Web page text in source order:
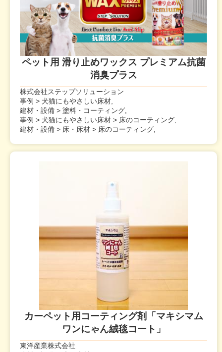
ペット用 滑り止めワックス プレミアム抗菌
消臭プラス
株式会社ステップソリューション
事例 > 犬猫にもやさしい床材,
建材・設備 > 塗料・コーティング,
事例 > 犬猫にもやさしい床材 > 床のコーティング,
建材・設備 > 床・床材 > 床のコーティング,
カーペット用コーティング剤「マキシマム
ワンにゃん絨毯コート」
東洋産業株式会社